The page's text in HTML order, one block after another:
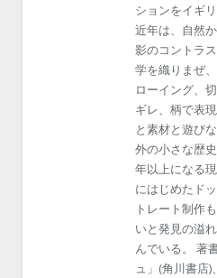
ションをイギ
近年は、自然
影のコントラ
学を織りまぜ
ローイング、
ギレ、柄で表
と素材と遊び
外の小さな歴
年以上になる
にはじめたド
トレート制作
いと発見の溢
んでいる。 著
ュ」(角川書店